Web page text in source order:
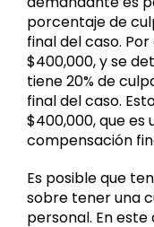
porcentaje de
final del caso.
$400,000, y se
tiene 20% de
final del caso.
$400,000, que
compensación
Es posible que
sobre tener una
personal. En